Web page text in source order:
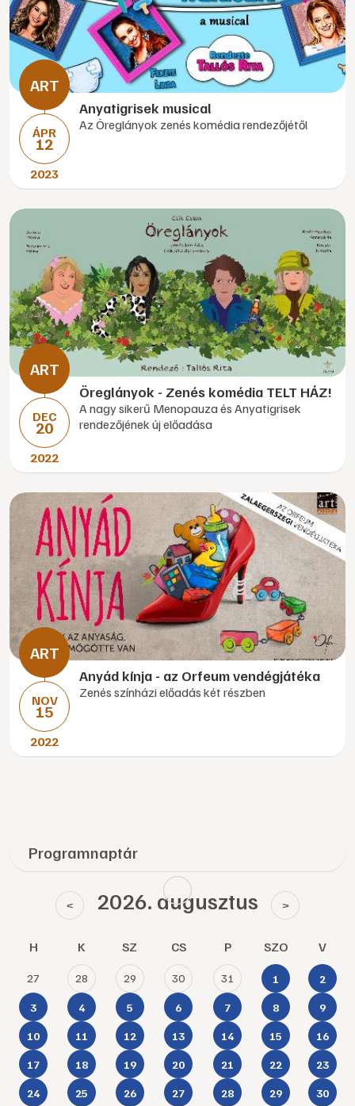
ÁPR
12
2023
Anyatigrisek musical
Az Öreglányok zenés komédia rendezőjétől
DEC
20
2022
Öreglányok - Zenés komédia TELT HÁZ!
A nagy sikerű Menopauza és Anyatigrisek
rendezőjének új előadása
NOV
15
2022
Anyád kínja - az Orfeum vendégjátéka
Zenés színházi előadás két részben
Programnaptár
< 2026. augusztus >
H K SZ CS P SZO V
27 28 29 30 31 1 2
3 4 5 6 7 8 9
10 11 12 13 14 15 16
17 18 19 20 21 22 23
24 25 26 27 28 29 30